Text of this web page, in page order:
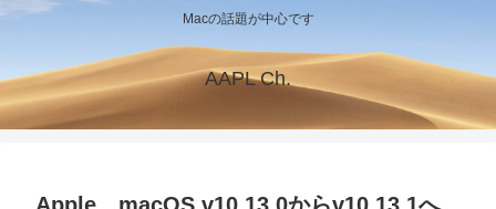
Macの話題が中心です
AAPL Ch.